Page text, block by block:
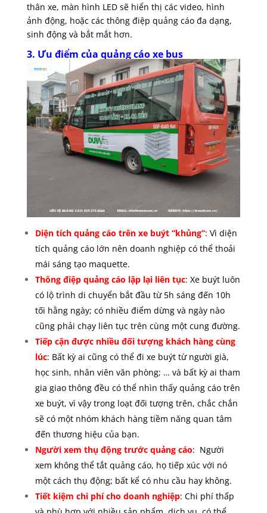
thân xe, màn hình LED sẽ hiển thị các video, hình
ảnh động, hoặc các thông điệp quảng cáo đa dạng,
sinh động và bắt mắt hơn.
3. Ưu điểm của quảng cáo xe bus
Diện tích quảng cáo trên xe buýt “khủng”: Vì diện
tích quảng cáo lớn nên doanh nghiệp có thể thoải
mái sáng tạo maquette.
Thông điệp quảng cáo lặp lại liên tục: Xe buýt luôn
có lộ trình di chuyển bắt đầu từ 5h sáng đến 10h
tối hằng ngày; có nhiều điểm dừng và ngày nào
cũng phải chạy liên tục trên cùng một cung đường.
Tiếp cận được nhiều đối tượng khách hàng cùng
lúc: Bất kỳ ai cũng có thể đi xe buýt từ người già,
học sinh, nhân viên văn phòng; … và bất kỳ ai tham
gia giao thông đều có thể nhìn thấy quảng cáo trên
xe buýt, vì vậy trong loạt đối tượng trên, chắc chắn
sẽ có một nhóm khách hàng tiềm năng quan tâm
đến thương hiệu của bạn.
Người xem thụ động trước quảng cáo: Người
xem không thể tắt quảng cáo, họ tiếp xúc với nó
một cách thụ động; bất kể có nhu cầu hay không.
Tiết kiệm chi phí cho doanh nghiệp: Chi phí thấp